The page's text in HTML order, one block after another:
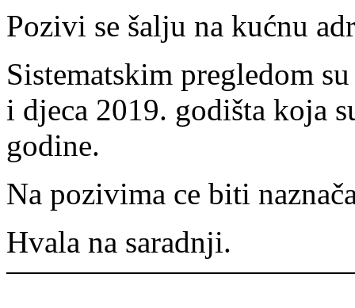
Pozivi se šalju na kućnu
Sistematskim pregledom
i djeca 2019. godišta koja
godine.
Na pozivima ce biti
Hvala na saradnji.